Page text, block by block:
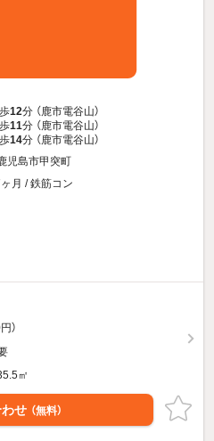
12分 （鹿市電谷山）
11分 （鹿市電谷山）
14分 （鹿市電谷山）
児島市甲突町
月 / 鉄筋コン
）
㎡
せ （無料）